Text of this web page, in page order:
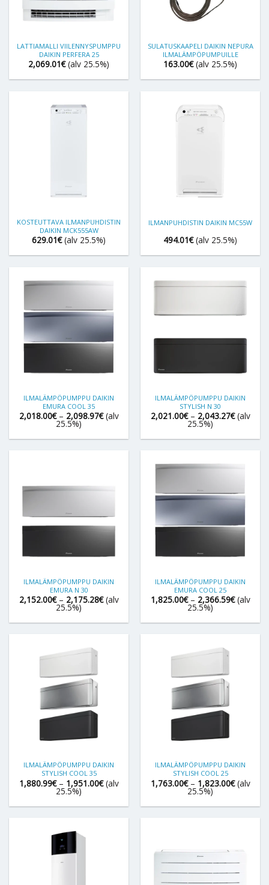
LATTIAMALLI VIILENNYSPUMPPU
DAIKIN PERFERA 25
2,069.01€ (alv 25.5%)
SULATUSKAAPELI DAIKIN NEPURA
ILMALÄMPÖPUMPUILLE
163.00€ (alv 25.5%)
KOSTEUTTAVA ILMANPUHDISTIN
DAIKIN MCK555AW
629.01€ (alv 25.5%)
ILMANPUHDISTIN DAIKIN MC55W
494.01€ (alv 25.5%)
ILMALÄMPÖPUMPPU DAIKIN
EMURA COOL 35
2,018.00€ – 2,098.97€Hintaluokka:
2,018.00€
2,098.97€
(alv
25.5%)
ILMALÄMPÖPUMPPU DAIKIN
STYLISH N 30
2,021.00€ – 2,043.27€ (alv
25.5%)
ILMALÄMPÖPUMPPU DAIKIN
EMURA N 30
2,152.00€ – 2,175.28€Hintaluokka:
2,152.00€
2,175.28€
(alv
25.5%)
ILMALÄMPÖPUMPPU DAIKIN
EMURA COOL 25
1,825.00€ – 2,366.59€ (alv
25.5%)
ILMALÄMPÖPUMPPU DAIKIN
STYLISH COOL 35
1,880.99€ – 1,951.00€Hintaluokka:
1,880.99€
1,951.00€
(alv
25.5%)
ILMALÄMPÖPUMPPU DAIKIN
STYLISH COOL 25
1,763.00€ – 1,823.00€ (alv
25.5%)